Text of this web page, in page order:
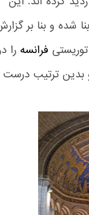
و بنا بر گزارش
فرانسهرا در
ترتیب درست